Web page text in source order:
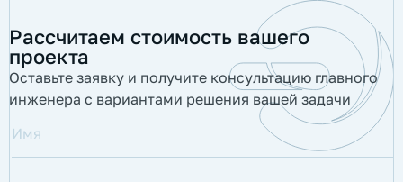
Рассчитаем стоимость вашего
проекта
Оставьте заявку и получите консультацию главного
инженера с вариантами решения вашей задачи